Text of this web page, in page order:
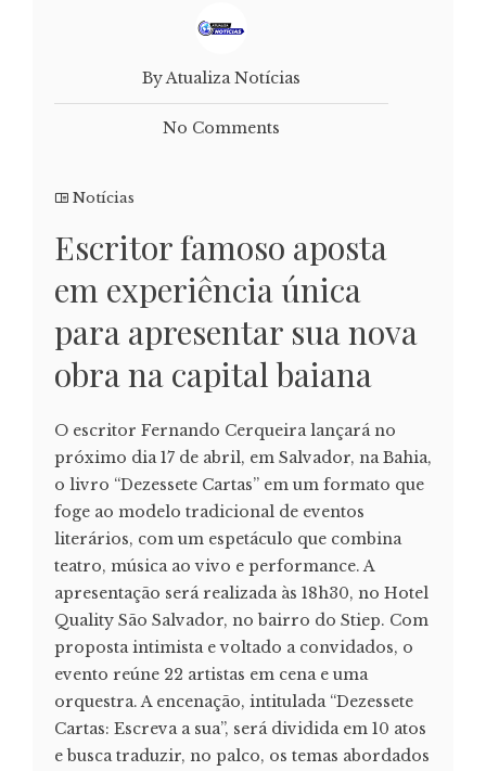
By Atualiza Notícias
No Comments
Notícias
Escritor famoso aposta
em experiência única
para apresentar sua nova
obra na capital baiana
O escritor Fernando Cerqueira lançará no
próximo dia 17 de abril, em Salvador, na Bahia,
o livro “Dezessete Cartas” em um formato que
foge ao modelo tradicional de eventos
literários, com um espetáculo que combina
teatro, música ao vivo e performance. A
apresentação será realizada às 18h30, no Hotel
Quality São Salvador, no bairro do Stiep. Com
proposta intimista e voltado a convidados, o
evento reúne 22 artistas em cena e uma
orquestra. A encenação, intitulada “Dezessete
Cartas: Escreva a sua”, será dividida em 10 atos
e busca traduzir, no palco, os temas abordados